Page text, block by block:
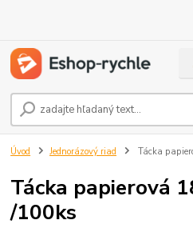
Úvod Jednorázový riad Tácka
Tácka papierová
/100ks